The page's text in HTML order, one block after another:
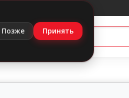
Позже Принять